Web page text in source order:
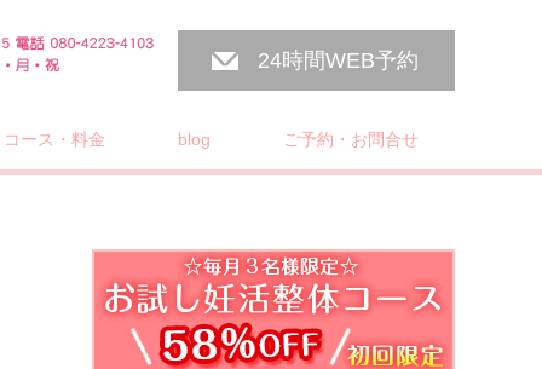
24時間WEB予約
コース・料金 blog ご予約・お問合せ